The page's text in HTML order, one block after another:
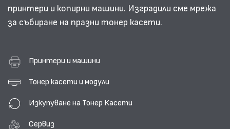
принтери и копирни машини. Изградили сме мрежа
за събиране на празни тонер касети.
Принтери и машини
Тонер касети и модули
Изкупуване на Тонер Касети
Сервиз